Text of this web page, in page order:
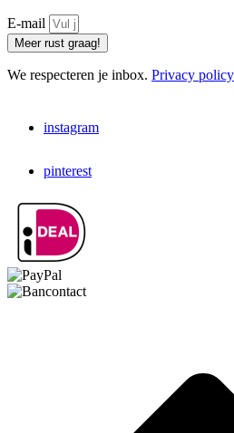
E-mail
Meer rust graag!
We respecteren je inbox. Privacy policy
instagram
pinterest